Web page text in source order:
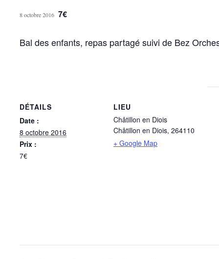
8 octobre 2016 7€
Bal des enfants, repas partagé suivi de Bez
DÉTAILS
Date :
8 octobre 2016
Prix :
7€
LIEU
Châtillon en Diois
Châtillon en Diois, 264110
+ Google Map